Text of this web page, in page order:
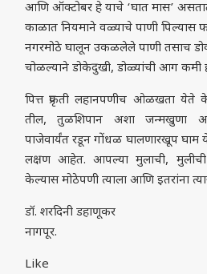
आणि ऑक्टोबर हे याचे ‘घात मास’
काळात नियमाने वळ्याचे पाणी पिल्यास
नगरमोठे घालून उकळलेले पाणी तसाच
चोळल्याने डोकेदुखी, डोळ्यांची आग कमी
पित्त प्रकृती लहानपणीच ओळखता
तील, तुळशिपान अशा जन्मखुणा
पाजेवार्यंत रडून गोंधळ घालणारखूप घाम
लक्षण आहेत. आपल्या मुलाची,
केल्यास मोठेपणी त्याला आणि इतरांना
डॉ. शरदिनी डहाणूकर
नागपूर.
Like